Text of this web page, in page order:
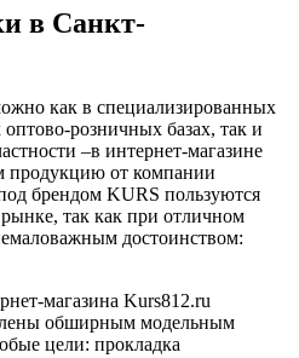
в Санкт-
как в специализированных
розничных базах, так и
–в интернет-магазине
продукцию от компании
брендом KURS пользуются
так как при отличном
достоинством:
магазина Kurs812.ru
обширным модельным
цели: прокладка